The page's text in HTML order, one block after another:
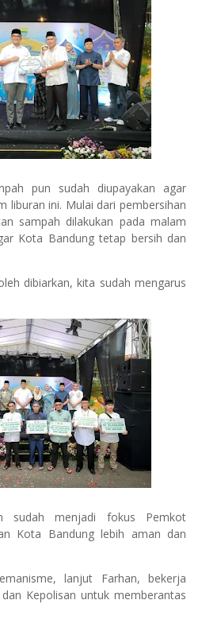
pun sudah diupayakan agar
liburan ini. Mulai dari pembersihan
sampah dilakukan pada malam
Kota Bandung tetap bersih dan
dibiarkan, kita sudah mengarus
sudah menjadi fokus Pemkot
Kota Bandung lebih aman dan
lanjut Farhan, bekerja
Kepolisan untuk memberantas